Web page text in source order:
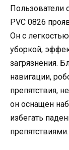
Пользователи
PVC 0826
Он с
уборкой,
загрязнения.
навигации,
препятствия,
он оснащен
избегать
препятствиями.